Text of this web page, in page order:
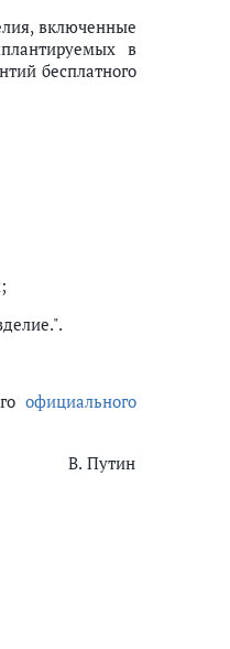
включенные
в
бесплатного
официального
В. Путин